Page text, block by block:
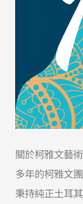
關於柯雅文藝
多年的柯雅文
秉持純正土耳